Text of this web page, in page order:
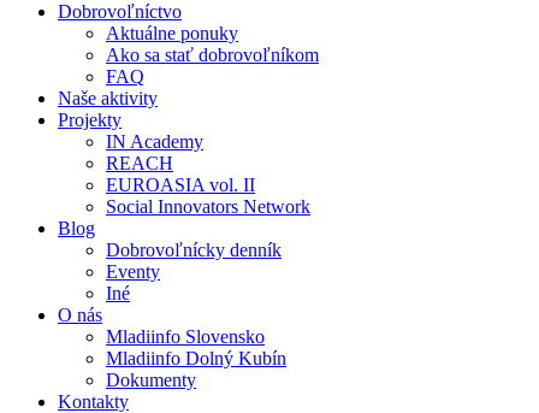
Dobrovoľníctvo
Aktuálne ponuky
Ako sa stať dobrovoľníkom
FAQ
Naše aktivity
Projekty
IN Academy
REACH
EUROASIA vol. II
Social Innovators Network
Blog
Dobrovoľnícky denník
Eventy
Iné
O nás
Mladiinfo Slovensko
Mladiinfo Dolný Kubín
Dokumenty
Kontakty